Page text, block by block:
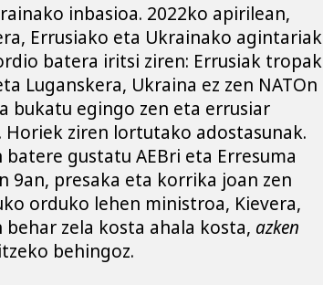
inbasioa. 2022ko apirilean,
Errusiako eta Ukrainako agintariak
batera iritsi ziren: Errusiak tropak
Luganskera, Ukraina ez zen NATOn
bukatu egingo zen eta errusiar
ziren lortutako adostasunak.
gustatu AEBri eta Erresuma
9an, presaka eta korrika joan zen
orduko lehen ministroa, Kievera,
zela kosta ahala kosta, azken
behingoz.